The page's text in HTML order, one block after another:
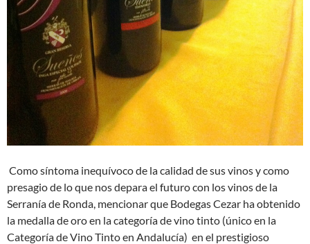
Como síntoma inequívoco de la calidad de sus vinos y como
presagio de lo que nos depara el futuro con los vinos de la
Serranía de Ronda, mencionar que Bodegas Cezar ha obtenido
la medalla de oro en la categoría de vino tinto (único en la
Categoría de Vino Tinto en Andalucía) en el prestigioso